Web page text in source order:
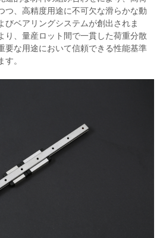
つ、高精度用途に不可欠な滑らかな動
びベアリングシステムが創出されま
り、量産ロット間で一貫した荷重分散
要な用途において信頼できる性能基準
。